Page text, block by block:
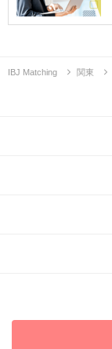
IBJ Matching 関東